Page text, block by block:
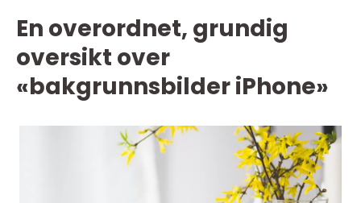
En overordnet, grundig
oversikt over
«bakgrunnsbilder iPhone»